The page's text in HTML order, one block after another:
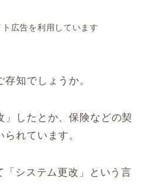
広告を利用しています
存知でしょうか。
」したとか、保険などの契
れています。
「システム更改」という言